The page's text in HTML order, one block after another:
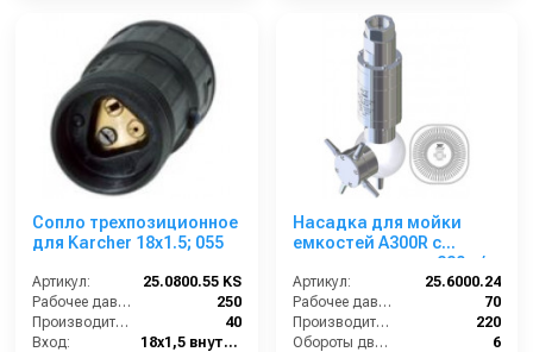
Сопло трехпозиционное
для Karcher 18x1.5; 055
Артикул:
25.0800.55 KS
Рабочее давление (бар):
250
Производительность (л/мин):
40
Вход:
18х1,5 внутренняя резьба
Насадка для мойки
емкостей A300R с
гидроприводом; 220 л/
мин; 70 бар; .(нерж).
вход 1'' 1/4 г.
Артикул:
25.6000.24
Рабочее давление (бар):
70
Производительность (л/мин):
220
Обороты двигателя (об/мин):
6